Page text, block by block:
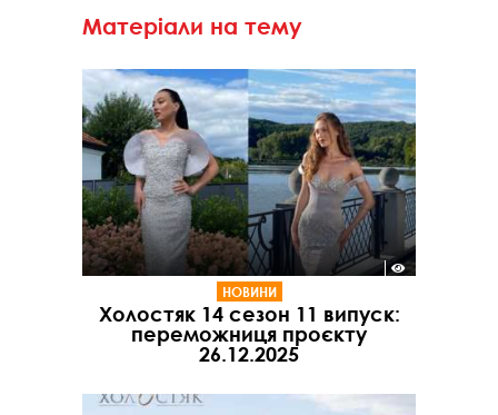
Матеріали на тему
НОВИНИ
Холостяк 14 сезон 11 випуск:
переможниця проєкту
26.12.2025